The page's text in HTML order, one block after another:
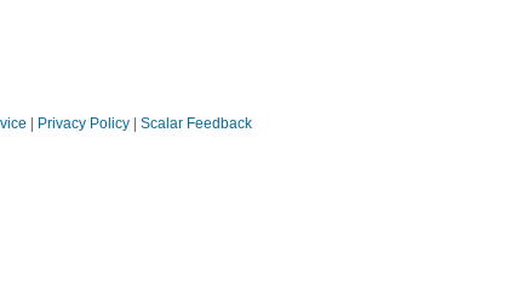
Privacy Policy Scalar Feedback